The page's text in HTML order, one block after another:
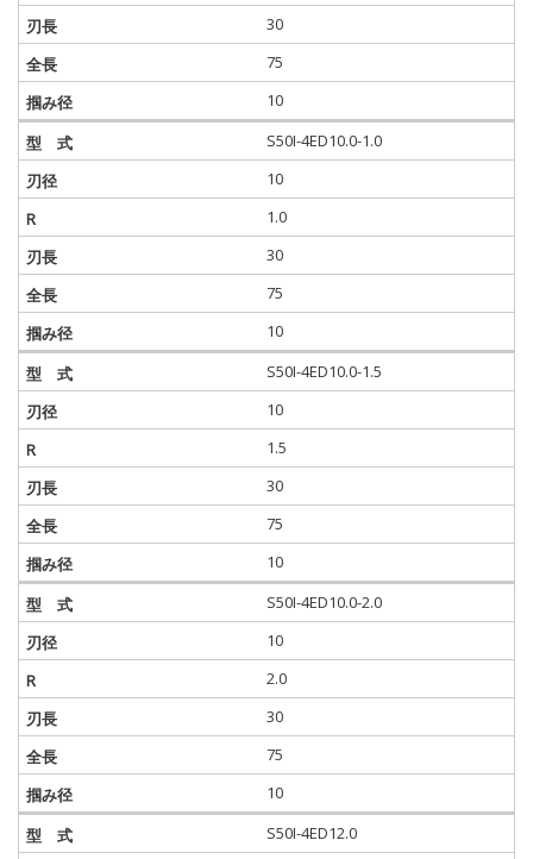
30
75
10
S50I-4ED10.0-1.0
10
1.0
30
75
10
S50I-4ED10.0-1.5
10
1.5
30
75
10
S50I-4ED10.0-2.0
10
2.0
30
75
10
S50I-4ED12.0